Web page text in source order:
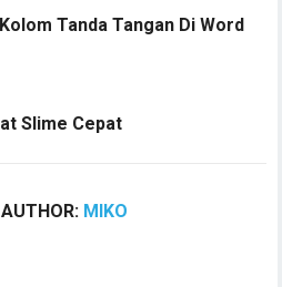
Tanda Tangan Di Word
Slime Cepat
MIKO